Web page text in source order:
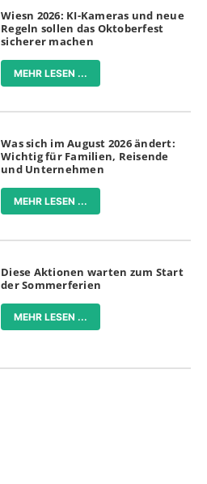
Wiesn 2026: KI-Kameras und neue
Regeln sollen das Oktoberfest
sicherer machen
MEHR LESEN ...
Was sich im August 2026 ändert:
Wichtig für Familien, Reisende
und Unternehmen
MEHR LESEN ...
Diese Aktionen warten zum Start
der Sommerferien
MEHR LESEN ...